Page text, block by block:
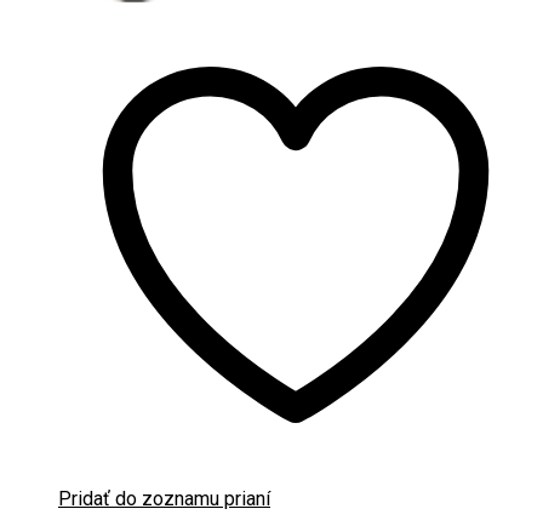
Pridať do zoznamu prianí